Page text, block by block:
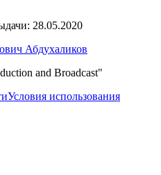
28.05.2020
Абдухаликов
and Broadcast"
Условия использования